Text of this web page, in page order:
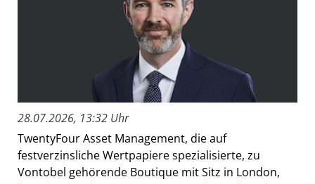
28.07.2026, 13:32 Uhr
TwentyFour Asset Management, die auf
festverzinsliche Wertpapiere spezialisierte, zu
Vontobel gehörende Boutique mit Sitz in London,